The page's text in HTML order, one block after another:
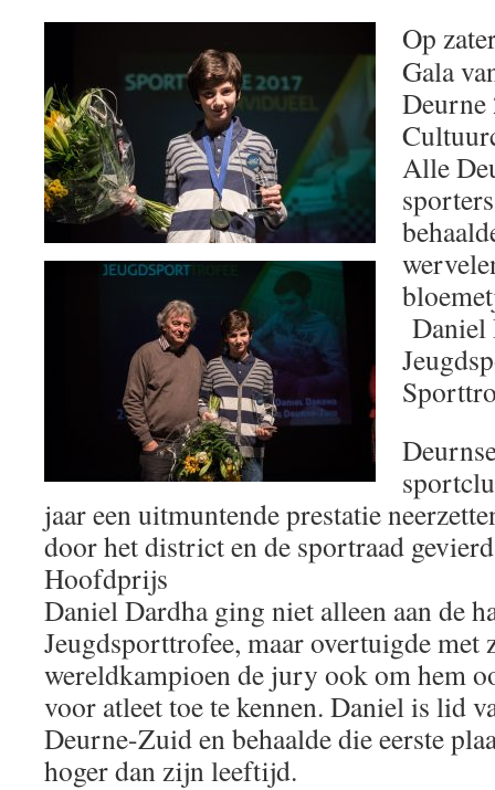
Op
Gala
Deurne
Alle
Daniel
jaar een uitmuntende prestatie
door het district en de sportraad
Hoofdprijs
Daniel Dardha ging niet alleen aan de
Jeugdsporttrofee, maar overtuigde met
wereldkampioen de jury ook om hem
voor atleet toe te kennen. Daniel is lid
Deurne-Zuid en behaalde die eerste
hoger dan zijn leeftijd.